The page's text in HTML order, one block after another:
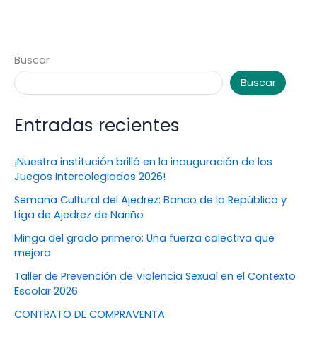
Buscar
Buscar
Entradas recientes
¡Nuestra institución brilló en la inauguración de los
Juegos Intercolegiados 2026!
Semana Cultural del Ajedrez: Banco de la República y
Liga de Ajedrez de Nariño
Minga del grado primero: Una fuerza colectiva que
mejora
Taller de Prevención de Violencia Sexual en el Contexto
Escolar 2026
CONTRATO DE COMPRAVENTA